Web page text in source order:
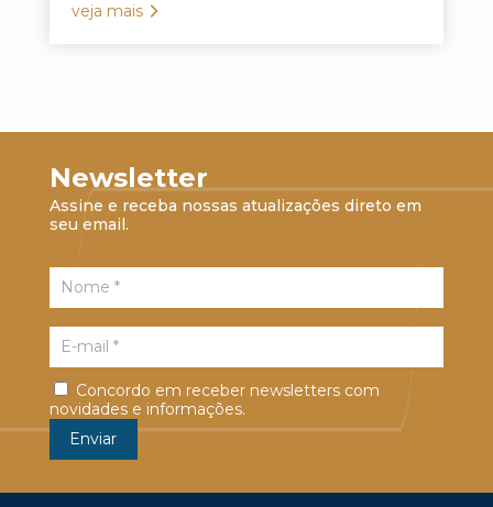
veja mais
Newsletter
Assine e receba nossas atualizações direto em
seu email.
Concordo em receber newsletters com
novidades e informações.